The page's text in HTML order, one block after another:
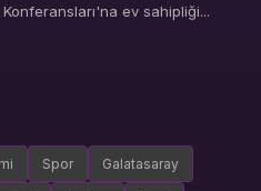
ev sahipliği...
Spor Galatasaray